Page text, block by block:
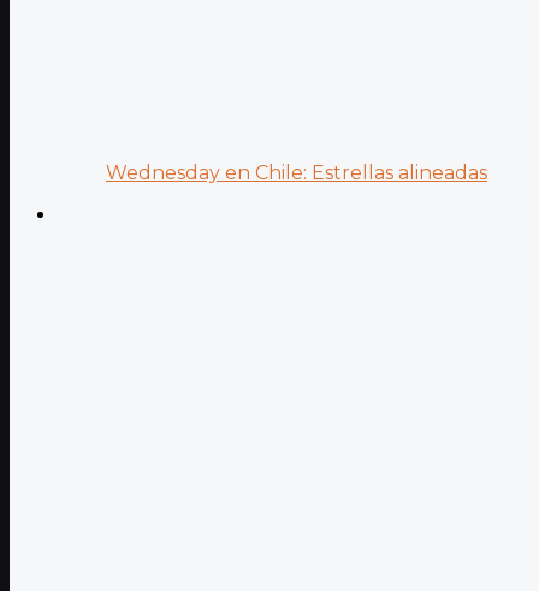
Wednesday en Chile: Estrellas alineadas